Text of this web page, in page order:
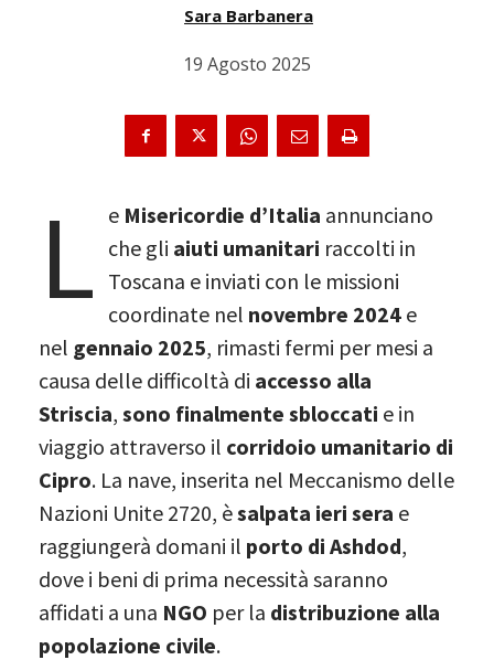
Sara Barbanera
19 Agosto 2025
L e Misericordie d’Italia annunciano
che gli aiuti umanitari raccolti in
Toscana e inviati con le missioni
coordinate nel novembre 2024e
nel gennaio 2025, rimasti fermi per mesi a
causa delle difficoltà di accesso alla
Striscia, sono finalmente sbloccati e in
viaggio attraverso il corridoio umanitario di
Cipro. La nave, inserita nel Meccanismo delle
Nazioni Unite 2720, èsalpata ieri sera e
raggiungerà domani il porto di Ashdod,
dove i beni di prima necessità saranno
affidati a una NGO per la distribuzione alla
popolazione civile.